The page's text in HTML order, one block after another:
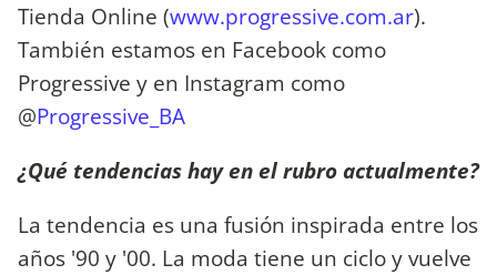
Tienda Online (www.progressive.com.ar).
También estamos en Facebook como
Progressive y en Instagram como
@Progressive_BA
¿Qué tendencias hay en el rubro actualmente?
La tendencia es una fusión inspirada entre los
años '90 y '00. La moda tiene un ciclo y vuelve